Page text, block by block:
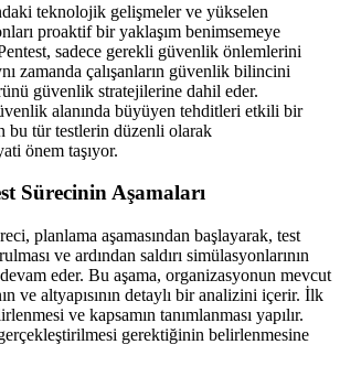
teknolojik gelişmeler ve yükselen
proaktif bir yaklaşım benimsemeye
sadece gerekli güvenlik önlemlerini
zamanda çalışanların güvenlik bilincini
güvenlik stratejilerine dahil eder.
alanında büyüyen tehditleri etkili bir
bu tür testlerin düzenli olarak
önem taşıyor.
Sürecinin Aşamaları
planlama aşamasından başlayarak, test
ve ardından saldırı simülasyonlarının
eder. Bu aşama, organizasyonun mevcut
ve altyapısının detaylı bir analizini içerir. İlk
ve kapsamın tanımlanması yapılır.
gerektiğinin belirlenmesine